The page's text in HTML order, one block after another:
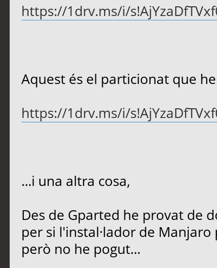
https://1drv.ms/i/
Aquest és el particionat que
https://1drv.ms/i/
...i una altra cosa,
Des de Gparted he provat de
per si l'instal·lador de
però no he pogut...